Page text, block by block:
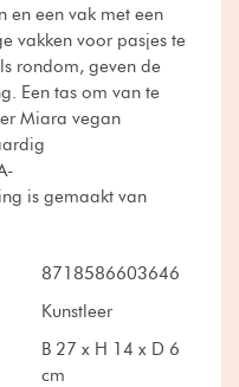
en een vak met een
vakken voor pasjes te
rondom, geven de
Een tas om van te
Miara vegan
is gemaakt van
8718586603646
Kunstleer
B 27 x H 14 x D 6
cm